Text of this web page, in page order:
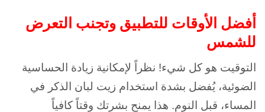
أفضل الأوقات للتطبيق وتجنب التعرض
للشمس
التوقيت هو كل شيء! نظراً لإمكانية زيادة الحساسية
الضوئية، يُفضل بشدة استخدام زيت لبان الذكر في
المساء، قبل النوم. هذا يمنح بشرتك وقتاً كافياً